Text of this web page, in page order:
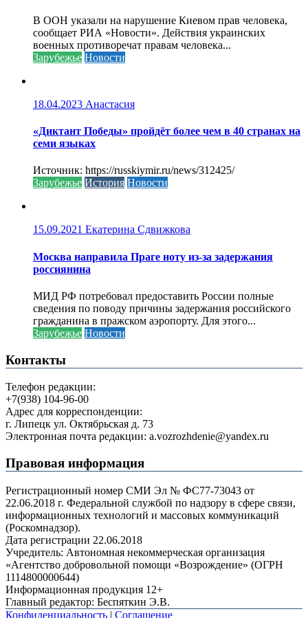
В ООН указали на нарушение Киевом прав человека,
сообщает РИА «Новости». Действия украинских
военных противоречат правам человека...
Зарубежье Новости
18.04.2023 Анастасия
«Диктант Победы» пройдёт более чем в 40 странах на
семи языках
Источник: https://russkiymir.ru/news/312425/
Зарубежье История Новости
15.09.2021 Екатерина Сдвижкова
Москва направила Праге ноту из-за задержания
россиянина
МИД РФ потребовал предоставить России полные
сведения по поводу причины задержания российского
гражданина в пражском аэропорту. Для этого...
Зарубежье Новости
Контакты
Телефон редакции:
+7(938) 104-96-00
Адрес для корреспонденции:
г. Липецк ул. Октябрьская д. 73
Электронная почта редакции: a.vozrozhdenie@yandex.ru
Правовая информация
Регистрационный номер СМИ Эл № ФС77-73043 от
22.06.2018 г. Федеральной службой по надзору в сфере связи,
информационных технологий и массовых коммуникаций
(Роскомнадзор).
Дата регистрации 22.06.2018
Учредитель: Автономная некоммерческая организация
«Агентство добровольной помощи «Возрождение» (ОГРН
1114800000644)
Информационная продукция 12+
Главный редактор: Беспяткин Э.В.
Конфиденциальность | Соглашение